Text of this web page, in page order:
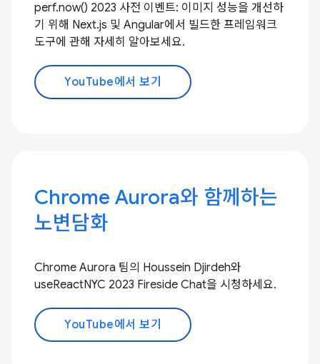
perf.now() 2023 사전 이벤트: 이미지 성능을 개선하
기 위해 Next.js 및 Angular에서 빌드한 프레임워크
도구에 관해 자세히 알아보세요.
YouTube에서 보기
Chrome Aurora와 함께하는
노변담화
Chrome Aurora 팀의 Houssein Djirdeh와
useReactNYC 2023 Fireside Chat을 시청하세요.
YouTube에서 보기